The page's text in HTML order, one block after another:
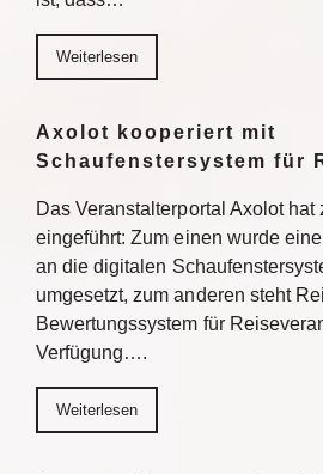
Weiterlesen
Axolot kooperiert mit
Schaufenstersystem für
Das Veranstalterportal Axolot hat
eingeführt: Zum einen wurde
an die digitalen
umgesetzt, zum anderen steht
Bewertungssystem für
Verfügung….
Weiterlesen